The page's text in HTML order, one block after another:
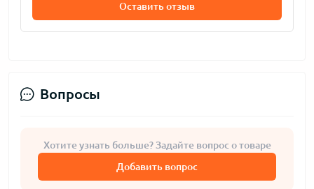
Оставить отзыв
Вопросы
Хотите узнать больше? Задайте вопрос о товаре
Добавить вопрос